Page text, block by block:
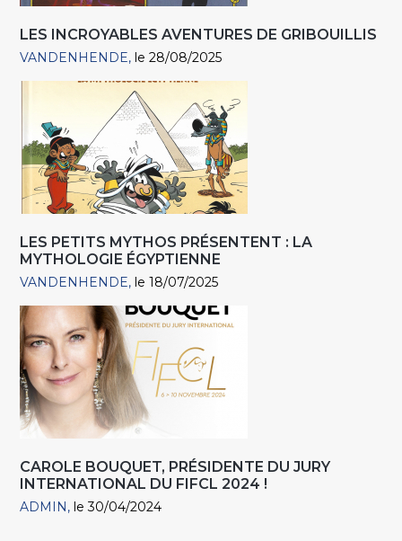
LES INCROYABLES AVENTURES DE GRIBOUILLIS
VANDENHENDE le 28/08/2025
LES PETITS MYTHOS PRÉSENTENT : LA
MYTHOLOGIE ÉGYPTIENNE
VANDENHENDE le 18/07/2025
CAROLE BOUQUET, PRÉSIDENTE DU JURY
INTERNATIONAL DU FIFCL 2024 !
ADMIN le 30/04/2024